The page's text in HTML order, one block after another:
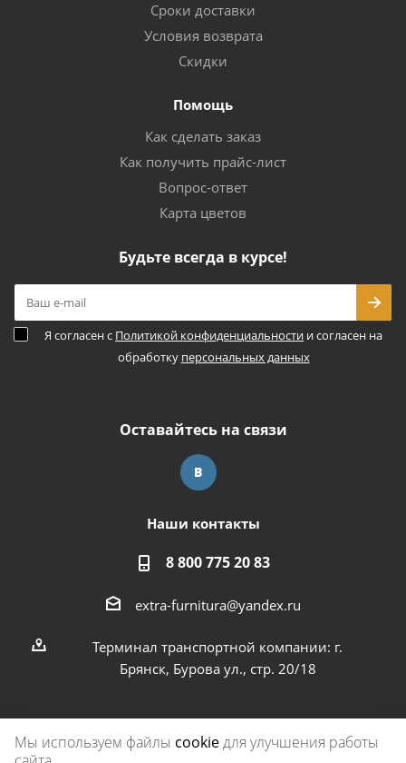
Сроки доставки
Условия возврата
Скидки
Помощь
Как сделать заказ
Как получить прайс-лист
Вопрос-ответ
Карта цветов
Будьте всегда в курсе!
Я согласен с Политикой конфиденциальности и согласен на
обработку персональных данных
Оставайтесь на связи
Наши контакты
8 800 775 20 83
extra-furnitura@yandex.ru
Терминал транспортной компании: г.
Брянск, Бурова ул., стр. 20/18
Мы используем файлы cookieдля улучшения работы